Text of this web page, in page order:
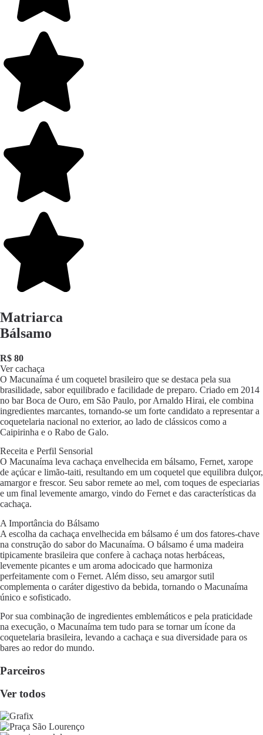
Matriarca
Bálsamo
R$ 80
Ver cachaça
O Macunaíma é um coquetel brasileiro que se destaca pela sua
brasilidade, sabor equilibrado e facilidade de preparo. Criado em 2014
no bar Boca de Ouro, em São Paulo, por Arnaldo Hirai, ele combina
ingredientes marcantes, tornando-se um forte candidato a representar a
coquetelaria nacional no exterior, ao lado de clássicos como a
Caipirinha e o Rabo de Galo.
Receita e Perfil Sensorial
O Macunaíma leva cachaça envelhecida em bálsamo, Fernet, xarope
de açúcar e limão-taiti, resultando em um coquetel que equilibra dulçor,
amargor e frescor. Seu sabor remete ao mel, com toques de especiarias
e um final levemente amargo, vindo do Fernet e das características da
cachaça.
A Importância do Bálsamo
A escolha da cachaça envelhecida em bálsamo é um dos fatores-chave
na construção do sabor do Macunaíma. O bálsamo é uma madeira
tipicamente brasileira que confere à cachaça notas herbáceas,
levemente picantes e um aroma adocicado que harmoniza
perfeitamente com o Fernet. Além disso, seu amargor sutil
complementa o caráter digestivo da bebida, tornando o Macunaíma
único e sofisticado.
Por sua combinação de ingredientes emblemáticos e pela praticidade
na execução, o Macunaíma tem tudo para se tornar um ícone da
coquetelaria brasileira, levando a cachaça e sua diversidade para os
bares ao redor do mundo.
Parceiros
Ver todos